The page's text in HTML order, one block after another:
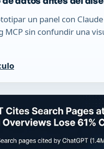
un panel con
MCP sin confundir una